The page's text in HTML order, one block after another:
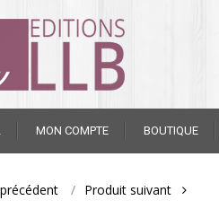
MON COMPTE BOUTIQUE
Produit suivant